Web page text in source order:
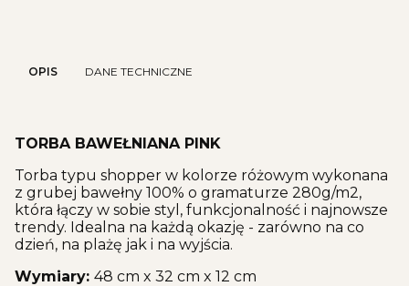
OPIS DANE TECHNICZNE
TORBA BAWEŁNIANA PINK
Torba typu shopper w kolorze różowym wykonana
z grubej bawełny 100% o gramaturze 280g/m2,
która łączy w sobie styl, funkcjonalność i najnowsze
trendy. Idealna na każdą okazję - zarówno na co
dzień, na plażę jak i na wyjścia.
Wymiary: 48 cm x 32 cm x 12 cm